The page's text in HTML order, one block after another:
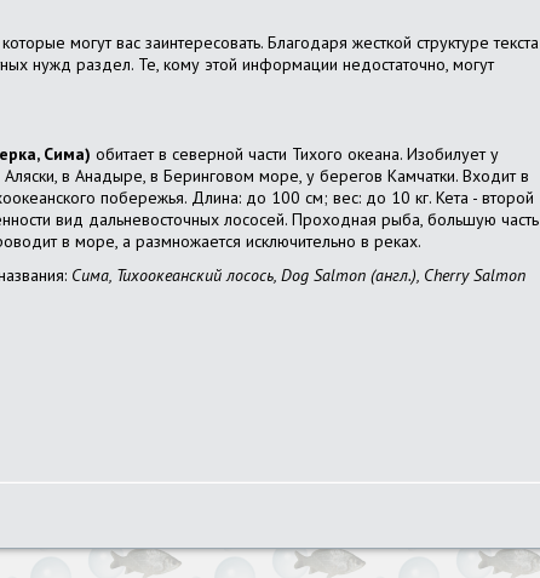
могут вас заинтересовать. Благодаря жесткой структуре текста
нужд раздел. Те, кому этой информации недостаточно, могут
Сима) обитает в северной части Тихого океана. Изобилует у
в Анадыре, в Беринговом море, у берегов Камчатки. Входит в
побережья. Длина: до 100 см; вес: до 10 кг. Кета - второй
вид дальневосточных лососей. Проходная рыба, большую часть
в море, а размножается исключительно в реках.
Сима, Тихоокеанский лосось, Dog Salmon (англ.), Cherry Salmon